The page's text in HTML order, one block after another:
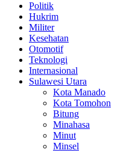
Politik
Hukrim
Militer
Kesehatan
Otomotif
Teknologi
Internasional
Sulawesi Utara
Kota Manado
Kota Tomohon
Bitung
Minahasa
Minut
Minsel